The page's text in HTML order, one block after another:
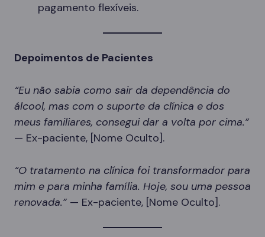
pagamento flexíveis.
Depoimentos de Pacientes
“Eu não sabia como sair da dependência do
álcool, mas com o suporte da clínica e dos
meus familiares, consegui dar a volta por cima.”
— Ex-paciente, [Nome Oculto].
“O tratamento na clínica foi transformador para
mim e para minha família. Hoje, sou uma pessoa
renovada.” — Ex-paciente, [Nome Oculto].